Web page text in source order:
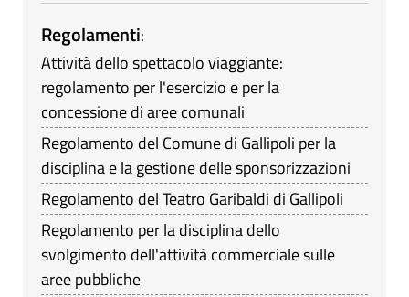
Regolamenti:
Attività dello spettacolo viaggiante:
regolamento per l'esercizio e per la
concessione di aree comunali
Regolamento del Comune di Gallipoli per la
disciplina e la gestione delle sponsorizzazioni
Regolamento del Teatro Garibaldi di Gallipoli
Regolamento per la disciplina dello
svolgimento dell'attività commerciale sulle
aree pubbliche